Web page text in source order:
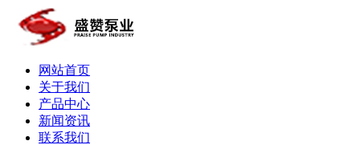
网站首页
关于我们
产品中心
新闻资讯
联系我们